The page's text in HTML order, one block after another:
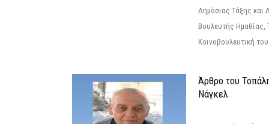
Δημόσιας Τάξης και
Βουλευτής
Κοινοβουλευτική
Άρθρο του
Νάγκελ